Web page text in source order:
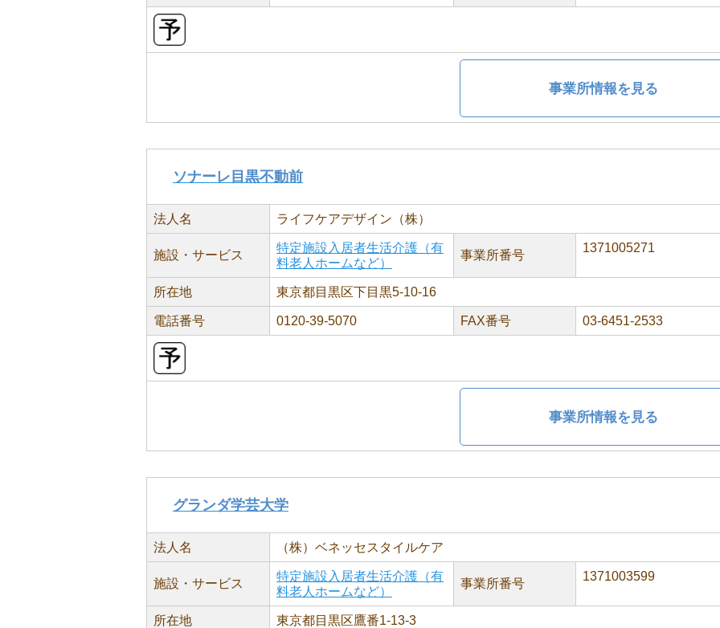
事業所情報を見る
ソナーレ目黒不動前
法人名 ライフケアデザイン（株）
施設・サービス
特定施設入居者生活介護（有
料老人ホームなど）
事業所番号
1371005271
所在地 東京都目黒区下目黒5-10-16
電話番号 0120-39-5070 FAX番号 03-6451-2533
事業所情報を見る
グランダ学芸大学
法人名 （株）ベネッセスタイルケア
施設・サービス
特定施設入居者生活介護（有
料老人ホームなど）
事業所番号
1371003599
所在地 東京都目黒区鷹番1-13-3